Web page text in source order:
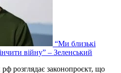
“Ми близькі
війну” – Зеленський
розглядає законопроєкт, що